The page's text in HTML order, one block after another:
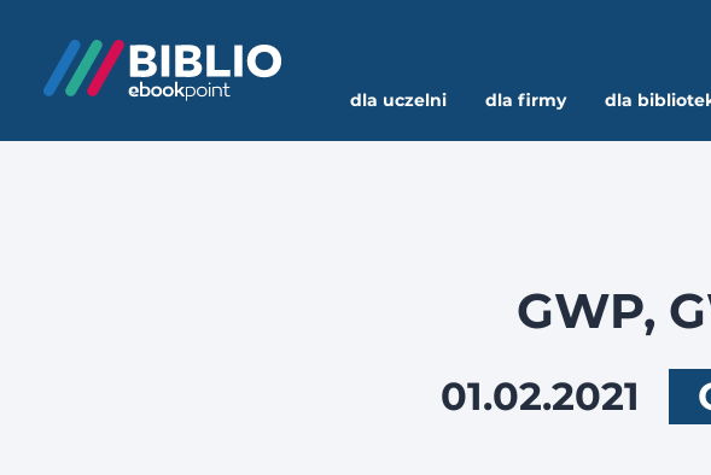
dla uczelni dla firmy dla
GWP,
01.02.2021